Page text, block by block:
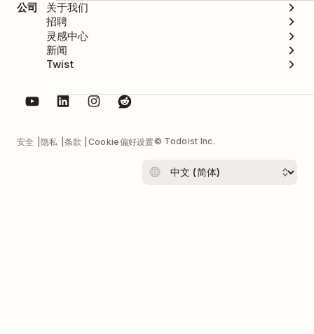
公司
关于我们
招聘
灵感中心
新闻
Twist
安全 隐私 条款 Cookie偏好设置© Todoist Inc.